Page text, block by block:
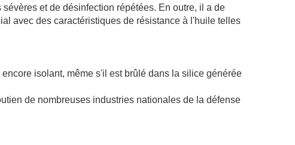
et de désinfection répétées. En outre, il a de
avec des caractéristiques de résistance à l'huile telles
isolant, même s'il est brûlé dans la silice générée
de nombreuses industries nationales de la défense